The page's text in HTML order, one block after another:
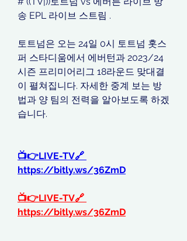
송 EPL 라이브 스트림 .
토트넘은 오는 24일 0시 토트넘 홋스
퍼 스타디움에서 에버턴과 2023/24
시즌 프리미어리그 18라운드 맞대결
이 펼쳐집니다. 자세한 중계 보는 방
법과 양 팀의 전력을 알아보도록 하겠
습니다.
📺👉LIVE-TV🔗
https://bitly.ws/36ZmD
📺👉LIVE-TV🔗
https://bitly.ws/36ZmD